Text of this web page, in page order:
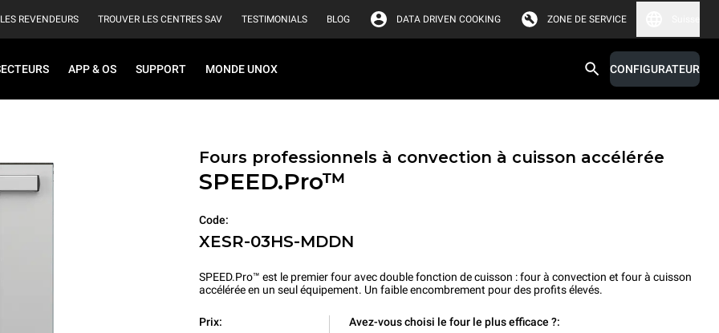
REVENDEURS TROUVER LES CENTRES SAV TESTIMONIALS BLOG DATA DRIVEN COOKING ZONE DE SERVICE
APP & OS SUPPORT MONDE UNOX CONFIGURATEUR
Fours professionnels à convection à cuisson accélérée
SPEED.Pro™
Code:
XESR-03HS-MDDN
SPEED.Pro™ est le premier four avec double fonction de cuisson : four à convection et four à cuisson
accélérée en un seul équipement. Un faible encombrement pour des profits élevés.
Prix: Avez-vous choisi le four le plus efficace ?: